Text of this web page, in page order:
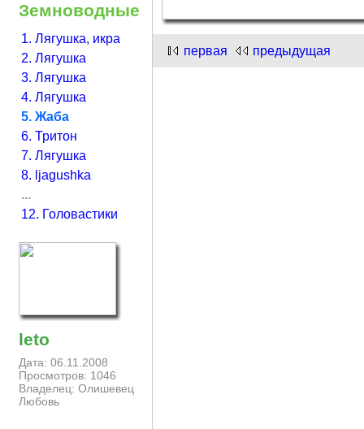
Земноводные
1. Лягушка, икра
2. Лягушка
3. Лягушка
4. Лягушка
5. Жаба
6. Тритон
7. Лягушка
8. ljagushka
...
12. Головастики
leto
Дата: 06.11.2008
Просмотров: 1046
Владелец: Олишевец
Любовь
первая предыдущая